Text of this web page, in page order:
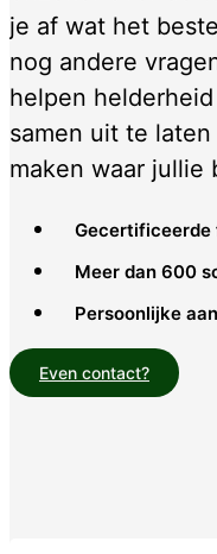
je af wat het
nog andere
helpen
samen uit te
maken waar jullie
Gecertificeerde
Meer dan 600
Persoonlijke
Even contact?